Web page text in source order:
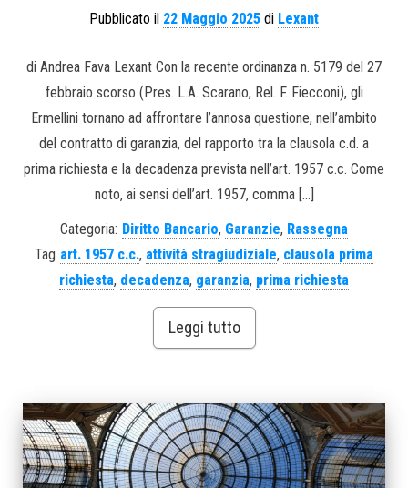
Pubblicato il 22 Maggio 2025 di Lexant
di Andrea Fava Lexant Con la recente ordinanza n. 5179 del 27
febbraio scorso (Pres. L.A. Scarano, Rel. F. Fiecconi), gli
Ermellini tornano ad affrontare l’annosa questione, nell’ambito
del contratto di garanzia, del rapporto tra la clausola c.d. a
prima richiesta e la decadenza prevista nell’art. 1957 c.c. Come
noto, ai sensi dell’art. 1957, comma […]
Categoria: Diritto Bancario, Garanzie, Rassegna
Tag art. 1957 c.c., attività stragiudiziale, clausola prima
richiesta, decadenza, garanzia, prima richiesta
Leggi tutto